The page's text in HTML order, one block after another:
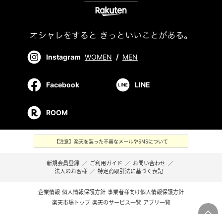
Instagram WOMEN / MEN
Facebook LINE
ROOM
【注意】楽天を装った不審なメールやSMSについて
新規会員登録 ／ ご利用ガイド ／ お問い合わせ ／
法人のお客様 ／ 特定商取引法に基づく表記
企業情報 個人情報保護方針 事業者様向け個人情報保護方針
楽天市場トップ 楽天のサービス一覧 アプリ一覧